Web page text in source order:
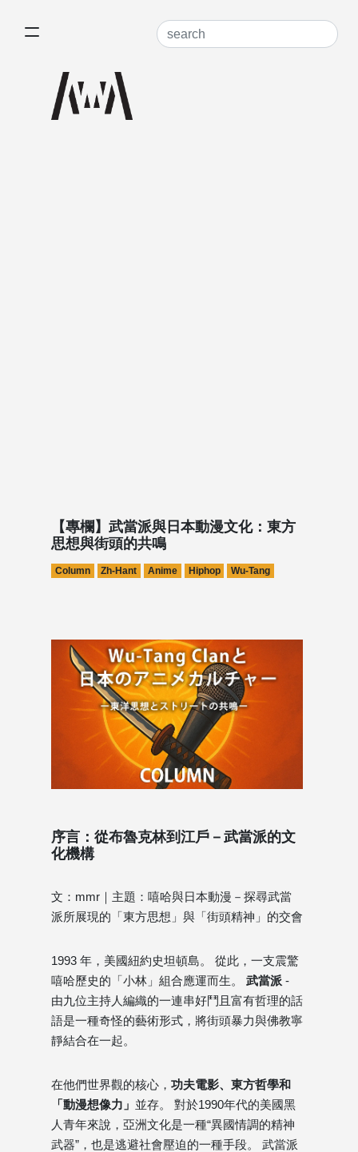
【專欄】武當派與日本動漫文化：東方
思想與街頭的共鳴
Column Zh-Hant Anime Hiphop Wu-Tang
序言：從布魯克林到江戶－武當派的文
化機構
文：mmr｜主題：嘻哈與日本動漫－探尋武當
派所展現的「東方思想」與「街頭精神」的交會
1993 年，美國紐約史坦頓島。 從此，一支震驚
嘻哈歷史的「小林」組合應運而生。 武當派 -
由九位主持人編織的一連串好鬥且富有哲理的話
語是一種奇怪的藝術形式，將街頭暴力與佛教寧
靜結合在一起。
在他們世界觀的核心， 功夫電影、東方哲學和
「動漫想像力」 並存。 對於1990年代的美國黑
人青年來說，亞洲文化是一種“異國情調的精神
武器”，也是逃避社會壓迫的一種手段。 武當派